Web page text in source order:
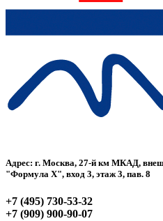
Адрес: г. Москва, 27-й км МКАД,
"Формула Х", вход 3, этаж 3, пав. 8
+7 (495) 730-53-32
+7 (909) 900-90-07